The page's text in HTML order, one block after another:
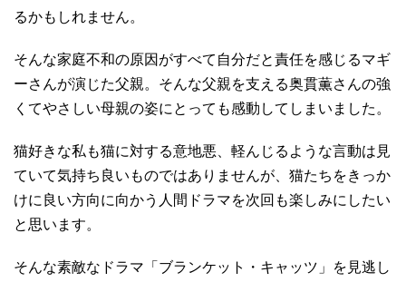
るかもしれません。
そんな家庭不和の原因がすべて自分だと責任を感じるマギ
ーさんが演じた父親。そんな父親を支える奥貫薫さんの強
くてやさしい母親の姿にとっても感動してしまいました。
猫好きな私も猫に対する意地悪、軽んじるような言動は見
ていて気持ち良いものではありませんが、猫たちをきっか
けに良い方向に向かう人間ドラマを次回も楽しみにしたい
と思います。
そんな素敵なドラマ「ブランケット・キャッツ」を見逃し